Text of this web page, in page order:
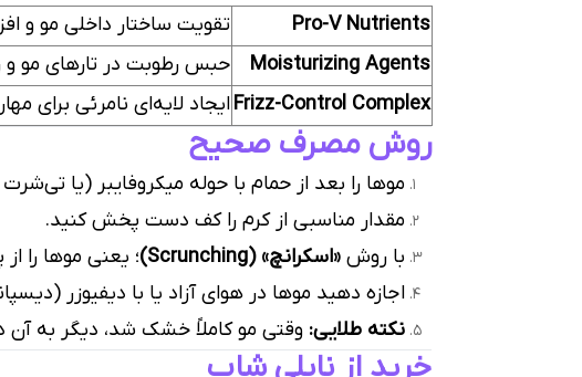
Pro-V Nutrients
تقویت ساختار داخلی مو و
Moisturizing Agents
حبس رطوبت در تارهای مو
Frizz-Control Complexایجاد لایه‌ای نامرئی برای
روش مصرف صحیح
موها را بعد از حمام با حوله میکروفایبر (یا
مقدار مناسبی از کرم را کف دست پخش کنید.
با روش «اسکرانچ» (Scrunching)
؛ یعنی موها را
اجازه دهید موها در هوای آزاد یا با دیفیوزر
نکته طلایی: وقتی مو کاملاً خشک شد، دیگر به آن
خرید از نایلی شاپ